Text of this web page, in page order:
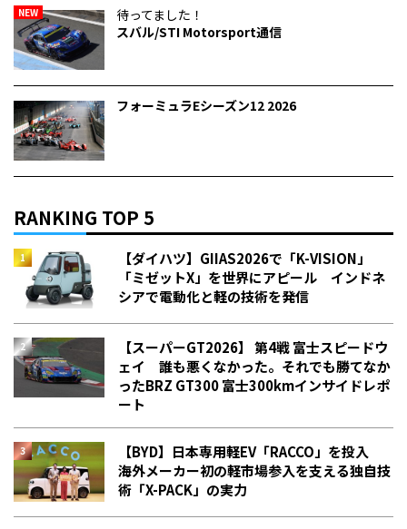
NEW
待ってました！
スバル/STI Motorsport通信
フォーミュラEシーズン12 2026
RANKING TOP 5
【ダイハツ】GIIAS2026で「K-VISION」
「ミゼットX」を世界にアピール インドネ
シアで電動化と軽の技術を発信
【スーパーGT2026】 第4戦 富士スピードウ
ェイ 誰も悪くなかった。それでも勝てなか
った――BRZ GT300 富士300kmインサイドレポ
ート
【BYD】日本専用軽EV「RACCO」を投入
海外メーカー初の軽市場参入を支える独自技
術「X-PACK」の実力